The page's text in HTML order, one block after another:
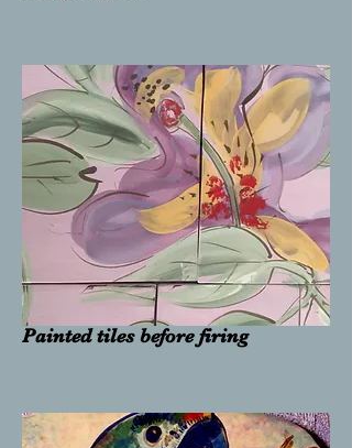
Painted tiles before firing